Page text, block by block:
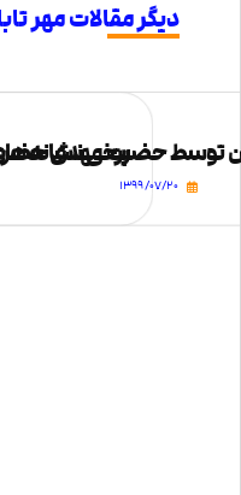
دیگر مقالات مهر
برخی نشانه
توسط حضرت مهدی حضرت
۱۳۹۹/۰۷/۲۰